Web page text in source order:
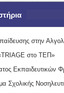
στην
«TRIAGE στο ΤΕΠ»
Εκπαιδευτικών
Σχολικής